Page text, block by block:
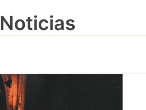
Noticias